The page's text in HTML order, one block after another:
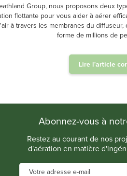
Group, nous proposons deux
flottante pour vous aider à aérer
à travers les membranes du
forme de millions de
Lire l'article
Abonnez-vous à
Restez au courant de nos
d'aération en matière